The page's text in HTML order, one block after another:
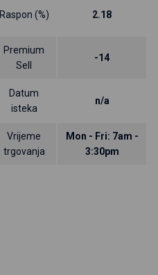
Raspon (%) 2.18
Premium
Sell
-14
Datum
isteka
n/a
Vrijeme
trgovanja
Mon - Fri: 7am -
3:30pm